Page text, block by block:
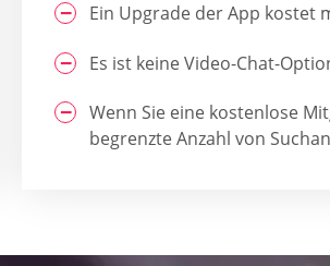
Ein Upgrade der App kostet
Es ist keine Video-Chat-
Wenn Sie eine kostenlose
begrenzte Anzahl von